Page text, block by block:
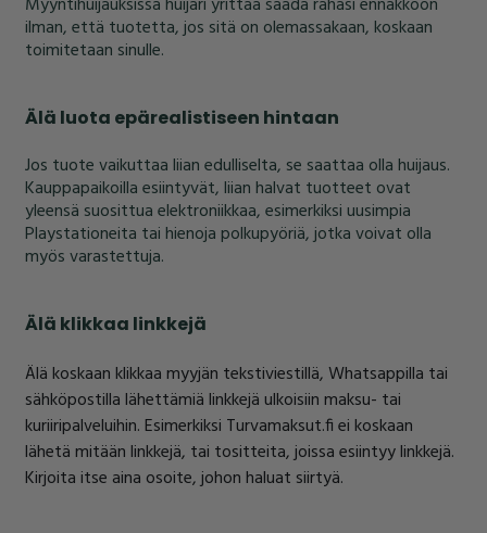
Myyntihuijauksissa huijari yrittää saada rahasi ennakkoon
ilman, että tuotetta, jos sitä on olemassakaan, koskaan
toimitetaan sinulle.
Älä luota epärealistiseen hintaan
Jos tuote vaikuttaa liian edulliselta, se saattaa olla huijaus.
Kauppapaikoilla esiintyvät, liian halvat tuotteet ovat
yleensä suosittua elektroniikkaa, esimerkiksi uusimpia
Playstationeita tai hienoja polkupyöriä, jotka voivat olla
myös varastettuja.
Älä klikkaa linkkejä
Älä koskaan klikkaa myyjän tekstiviestillä, Whatsappilla tai
sähköpostilla lähettämiä linkkejä ulkoisiin maksu- tai
kuriiripalveluihin. Esimerkiksi Turvamaksut.fi ei koskaan
lähetä mitään linkkejä, tai tositteita, joissa esiintyy linkkejä.
Kirjoita itse aina osoite, johon haluat siirtyä.